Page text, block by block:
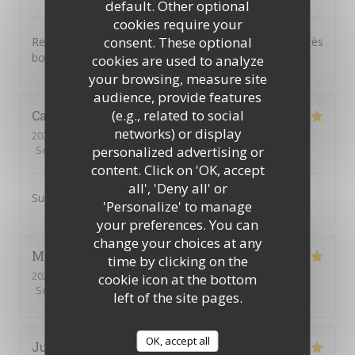
default. Other optional
cookies require your
consent. These optional
cookies are used to analyze
your browsing, measure site
audience, provide features
(e.g., related to social
networks) or display
personalized advertising or
content. Click on 'OK, accept
all', 'Deny all' or
'Personalize' to manage
your preferences. You can
change your choices at any
time by clicking on the
cookie icon at the bottom
left of the site pages.
OK, accept all
Repas excellent varié élaboré avec des produits frais très
bon service à table
Camille
2026-04-16
- 12:30 - Guests 2
Service
/5 Ambiance:5/5 Food:4/5 Value :5/5
Super adresse service au top et très bon produit !
Marie-Odile L
2026-04-16
- 12:30 - Guests 3
Service
Ambiance : /5 Food
Juliette